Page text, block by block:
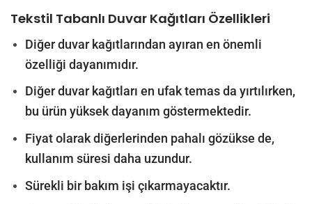
Tekstil Tabanlı Duvar Kağıtları Özellikleri
Diğer duvar kağıtlarından ayıran en önemli
özelliği dayanımıdır.
Diğer duvar kağıtları en ufak temas da yırtılırken,
bu ürün yüksek dayanım göstermektedir.
Fiyat olarak diğerlerinden pahalı gözükse de,
kullanım süresi daha uzundur.
Sürekli bir bakım işi çıkarmayacaktır.